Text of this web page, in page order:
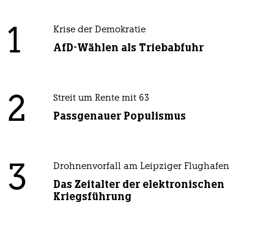
1 Krise der Demokratie
AfD-Wählen als Triebabfuhr
2 Streit um Rente mit 63
Passgenauer Populismus
3 Drohnenvorfall am Leipziger Flughafen
Das Zeitalter der elektronischen
Kriegsführung